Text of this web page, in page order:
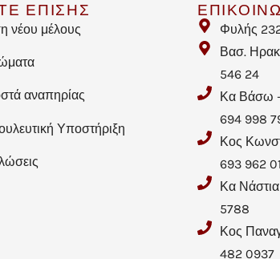
ΕΠΙΣΗΣ
νέου μέλους
αναπηρίας
Υποστήριξη
Φυλής
Βασ.
546 24
Κα Βάσω
694 998
Κος
693 962
Κα
5788
Κος
482 0937